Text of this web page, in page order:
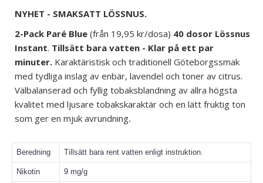
NYHET - SMAKSATT LÖSSNUS.
2-Pack Paré Blue (från 19,95 kr/dosa) 40 dosor Lössnus
Instant. Tillsätt bara vatten - Klar på ett par
minuter. Karaktäristisk och traditionell Göteborgssmak
med tydliga inslag av enbär, lavendel och toner av citrus.
Välbalanserad och fyllig tobaksblandning av allra högsta
kvalitet med ljusare tobakskaraktär och en lätt fruktig ton
som ger en mjuk avrundning.
Beredning Tillsätt bara rent vatten enligt instruktion.
Nikotin 9 mg/g